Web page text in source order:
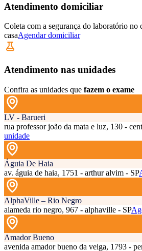
Atendimento domiciliar
Coleta com a segurança do laboratório no
casaAgendar domiciliar
Atendimento nas unidades
Confira as unidades que fazem o exame
LV - Barueri
rua professor joão da mata e luz, 130 -
unidade
Águia De Haia
av. águia de haia, 1751 - arthur alvim - SP
AlphaVille – Rio Negro
alameda rio negro, 967 - alphaville - SP
Amador Bueno
avenida amador bueno da veiga, 1793 -